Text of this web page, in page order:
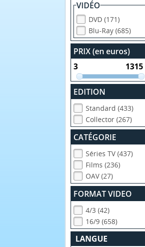
VIDÉO
DVD (171)
Blu-Ray (685)
PRIX (en euros)
EDITION
Standard (433)
Collector (267)
CATÉGORIE
Séries TV (437)
Films (236)
OAV (27)
FORMAT VIDEO
4/3 (42)
16/9 (658)
LANGUE